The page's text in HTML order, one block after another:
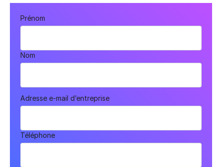
Prénom
Nom
Adresse e-mail d’entreprise
Téléphone